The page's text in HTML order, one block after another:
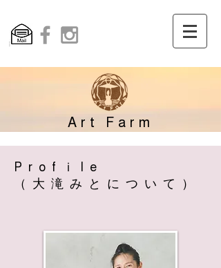
Art Farm​
​Profｉle
（大滝みとについて）